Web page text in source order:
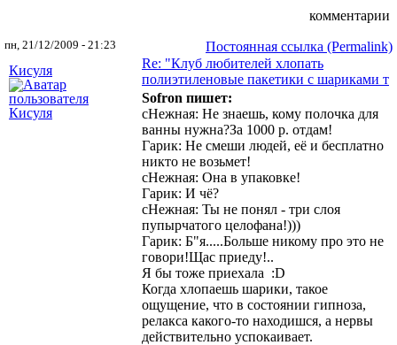
комментарии
пн, 21/12/2009 - 21:23
Постоянная ссылка (Permalink)
Кисуля
Re: "Клуб любителей хлопать
полиэтиленовые пакетики с шариками т
Sofron пишет:
сНежная: Не знаешь, кому полочка для
ванны нужна?За 1000 р. отдам!
Гарик: Не смеши людей, её и бесплатно
никто не возьмет!
сНежная: Она в упаковке!
Гарик: И чё?
сНежная: Ты не понял - три слоя
пупырчатого целофана!)))
Гарик: Б"я.....Больше никому про это не
говори!Щас приеду!..
Я бы тоже приехала :D
Когда хлопаешь шарики, такое
ощущение, что в состоянии гипноза,
релакса какого-то находишся, а нервы
действительно успокаивает.